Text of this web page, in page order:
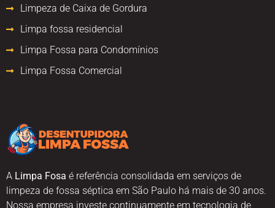
A Limpa Fosa é referência consolidada em serviços de
limpeza de fossa séptica em São Paulo há mais de 30 anos.
Nossa empresa investe continuamente em tecnologia de
Limpeza de Caixa de Gordura
Limpa fossa residencial
Limpa Fossa para Condomínios
Limpa Fossa Comercial